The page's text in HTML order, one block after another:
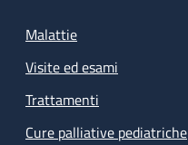
Malattie
Visite ed esami
Trattamenti
Cure palliative pediatriche